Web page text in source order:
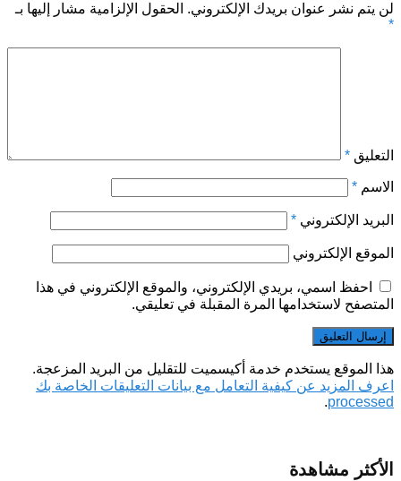
لن يتم نشر عنوان بريدك الإلكتروني. الحقول الإلزامية مشار إليها بـ
*
التعليق *
الاسم *
البريد الإلكتروني *
الموقع الإلكتروني
احفظ اسمي، بريدي الإلكتروني، والموقع الإلكتروني في هذا
المتصفح لاستخدامها المرة المقبلة في تعليقي.
هذا الموقع يستخدم خدمة أكيسميت للتقليل من البريد المزعجة.
اعرف المزيد عن كيفية التعامل مع بيانات التعليقات الخاصة بك
processed
.
الأكثر مشاهدة